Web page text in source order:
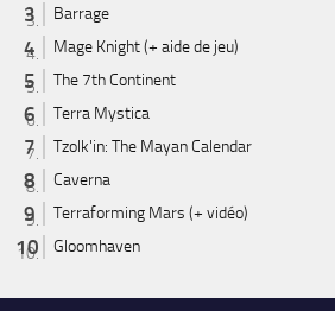
Barrage
Mage Knight (+ aide de jeu)
The 7th Continent
Terra Mystica
Tzolk'in: The Mayan Calendar
Caverna
Terraforming Mars (+ vidéo)
Gloomhaven